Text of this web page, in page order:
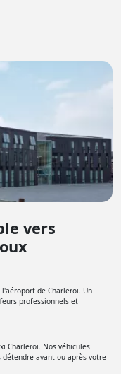
vers
de Charleroi. Un
professionnels et
Charleroi. Nos véhicules
avant ou après votre